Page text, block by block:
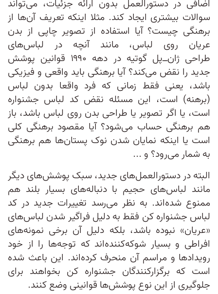
اضافی در دستورالعمل بدون ارائه جزئیات، می‌تواند
سوالات بیشتری ایجاد کند. مثلا اینکه تعریف آن‌ها از
برهنگی چیست؟ آیا استفاده از تصویر چاپی از بدن
عریان روی لباس، مانند آنچه در لباس‌های
طراحی ژان‌‌ــ‌پل گوتیه در دهه ۱۹۹۰ قوانین پوشش
جدید را نقض می‌کند؟ آیا برهنگی باید واقعی و فیزیکی
باشد، یعنی فقط زمانی که فرد واقعا بدون لباس
(برهنه) است، این مسئله نقض کد لباس جشنواره
است، یا اگر تصویر یا طراحی بدن روی لباس باشد، باز
هم برهنگی حساب می‌شود؟ آیا مقصود برهنگی کلی
است یا اینکه نمایان شدن نوک پستان‌ها هم برهنگی
به شمار می‌رود؟ و ...
البته در دستورالعمل‌های جدید، سبک پوشش‌های دیگر
مانند لباس‌های حجیم با دنباله‌های بسیار بلند هم
ممنوع شده‌اند. به نظر می‌رسد تغییرات جدید در کد
لباس جشنواره کن فقط به دلیل فراگیر شدن لباس‌های
«عریان» نبوده باشد، بلکه دلیل آن برخی نمونه‌های
افراطی و بسیار شوکه‌کننده‌اند که توجه‌ها را از خود
رویدادها و مراسم‌ آن منحرف کرده‌اند. این باعث شده
است که برگزارکنندگان جشنواره کن بخواهند برای
جلوگیری از این نوع پوشش‌ها قوانینی وضع کنند.